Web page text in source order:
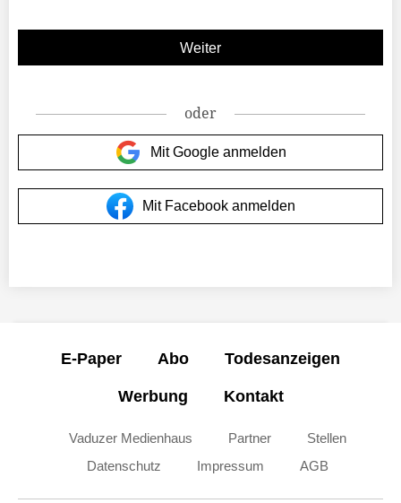
oder
Mit Google anmelden
Mit Facebook anmelden
E-Paper Abo Todesanzeigen
Werbung Kontakt
Vaduzer Medienhaus Partner
Stellen
Datenschutz
Impressum AGB